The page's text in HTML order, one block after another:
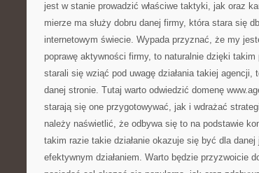
jest w stanie prowadzić właściwe taktyki, jak oraz
mierze ma służy dobru danej firmy, która stara się
internetowym świecie. Wypada przyznać, że my
poprawę aktywności firmy, to naturalnie dzięki
starali się wziąć pod uwagę działania takiej
danej stronie. Tutaj warto odwiedzić domenę
starają się one przygotowywać, jak i wdrażać
należy naświetlić, że odbywa się to na podstawie
takim razie takie działanie okazuje się być dla
efektywnym działaniem. Warto będzie przyzwoicie